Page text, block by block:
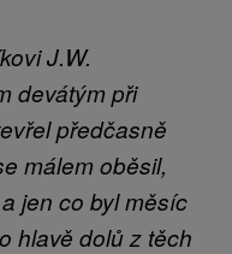
J.W.
devátým při
předčasně
málem oběsil,
jen co byl měsíc
hlavě dolů z těch